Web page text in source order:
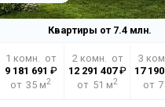
Квартиры от 7.4 млн.
1 комн. от
9 181 691 ₽
от 35 м2
2 комн. от
12 291 407₽
от 51 м2
3
17
от